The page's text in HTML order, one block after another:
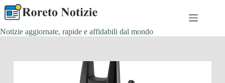
Salta
contenuto
Notizie aggiornate, rapide e affidabili dal mondo